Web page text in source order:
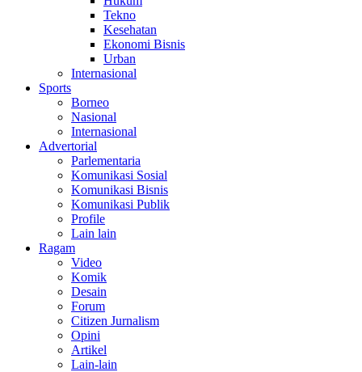
Tekno
Kesehatan
Ekonomi Bisnis
Urban
Internasional
Sports
Borneo
Nasional
Internasional
Advertorial
Parlementaria
Komunikasi Sosial
Komunikasi Bisnis
Komunikasi Publik
Profile
Lain lain
Ragam
Video
Komik
Desain
Forum
Citizen Jurnalism
Opini
Artikel
Lain-lain